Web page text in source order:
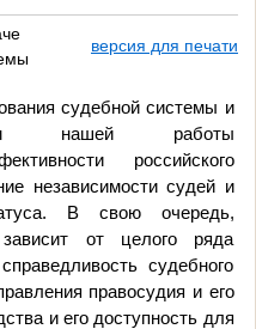
версия для печати
судебной системы и
нашей работы
российского
независимости судей и
В свою очередь,
от целого ряда
судебного
правосудия и его
и его доступность для